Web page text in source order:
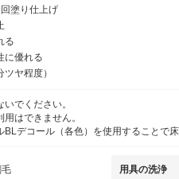
塗り仕上げ
る
に優れる
ツヤ程度）
でください。
はできません。
BLデコール（各色）を使用することで
用具の洗浄